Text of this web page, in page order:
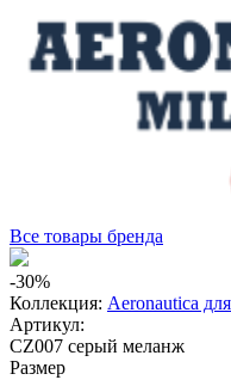
Все товары бренда
-30%
Коллекция: Aeronautica
Артикул:
CZ007 серый меланж
Размер